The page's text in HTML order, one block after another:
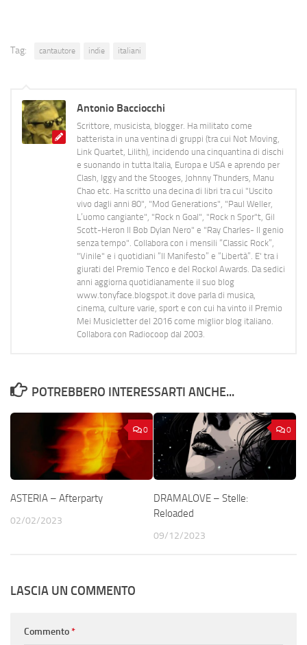
Tag: cantautore indie italiani
Antonio Bacciocchi
Scrittore, musicista, blogger. Ha militato come
batterista in una ventina di gruppi (tra cui Not Moving,
Link Quartet, Lilith), incidendo una cinquantina di dischi
e suonando in tutta Italia, Europa e USA e aprendo per
Clash, Iggy and the Stooges, Johnny Thunders, Manu
Chao etc. Ha scritto una decina di libri tra cui "Uscito
vivo dagli anni 80", "Mod Generations", "Paul Weller,
L’uomo cangiante", "Rock n Goal", "Rock n Spor"t, Gil
Scott-Heron Il Bob Dylan Nero" e "Ray Charles- Il genio
senza tempo". Collabora con i mensili “Classic Rock”,
"Vinile" e i quotidiani “Il Manifesto” e “Libertà”. E' tra i
giurati del Premio Tenco e del Rockol Awards. Da sedici
anni aggiorna quotidianamente il suo blog
www.tonyface.blogspot.it dove parla di musica,
cinema, culture varie, sport e con cui ha vinto il Premio
Mei Musicletter del 2016 come miglior blog italiano.
Collabora con Radiocoop dal 2003.
POTREBBERO INTERESSARTI ANCHE...
0
ASTERIA – Afterparty
02/02/2023
0
DRAMALOVE – Stelle:
Reloaded
09/12/2023
LASCIA UN COMMENTO
Commento*